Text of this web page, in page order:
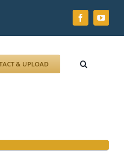
& UPLOAD